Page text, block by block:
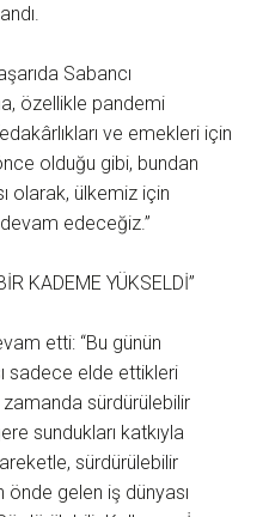
Sabancı
özellikle pandemi
ve emekleri için
olduğu gibi, bundan
olarak, ülkemiz için
edeceğiz.”
KADEME YÜKSELDİ”
etti: “Bu günün
sadece elde ettikleri
sürdürülebilir
sundukları katkıyla
sürdürülebilir
önde gelen iş dünyası